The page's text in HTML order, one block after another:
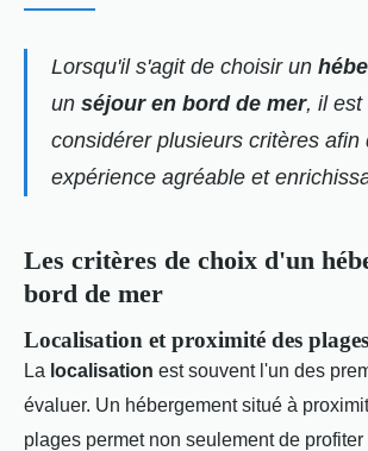
Lorsqu'il s'agit de choisir un
un séjour en bord de mer, il est
considérer plusieurs critères afin
expérience agréable et
Les critères de choix d'un
bord de mer
Localisation et proximité des plages
La localisation est souvent l'un des
évaluer. Un hébergement situé à
plages permet non seulement de